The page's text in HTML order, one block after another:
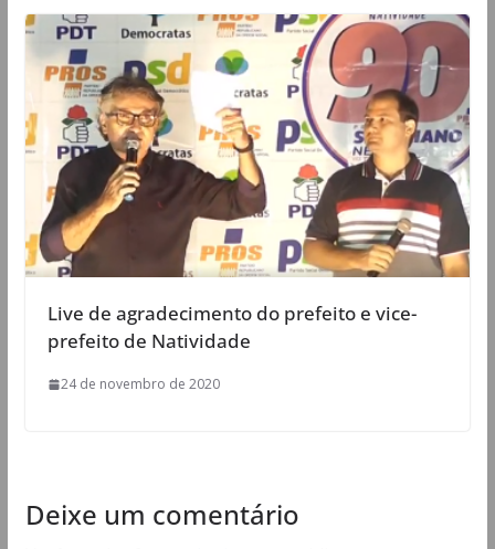
Live de agradecimento do prefeito e vice-
prefeito de Natividade
24 de novembro de 2020
Deixe um comentário